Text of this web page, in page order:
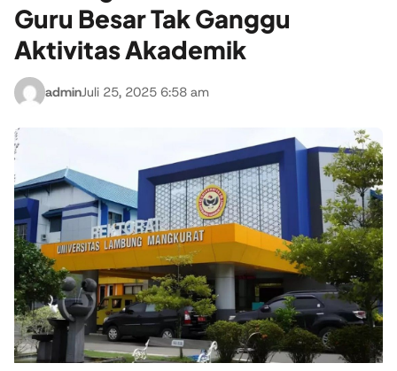
Guru Besar Tak Ganggu
Aktivitas Akademik
adminJuli 25, 2025 6:58 am